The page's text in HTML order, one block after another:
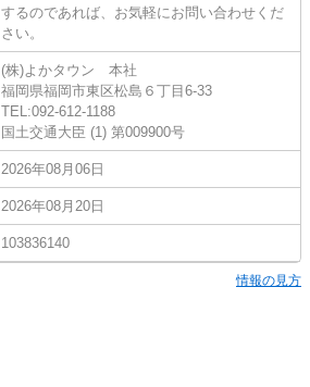
するのであれば、お気軽にお問い合わせくだ
さい。
(株)よかタウン 本社
福岡県福岡市東区松島６丁目6-33
TEL:092-612-1188
国土交通大臣 (1) 第009900号
2026年08月06日
2026年08月20日
103836140
情報の見方